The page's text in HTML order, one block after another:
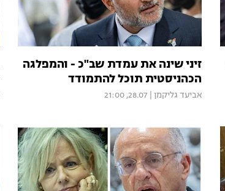
זיני שינה את עמדת שב"כ - והמפלגה
הכהניסטית תוכל להתמודד
אביעד גליקמן 28.07, 21:00